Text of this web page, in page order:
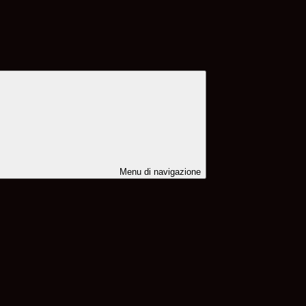
Menu di navigazione